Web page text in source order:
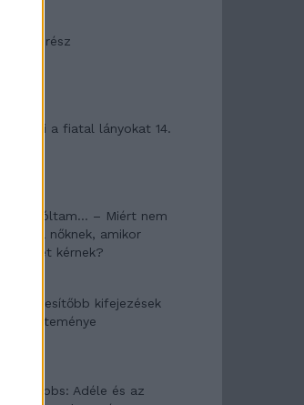
11. rész
szereti a fiatal lányokat 14.
szóltam… – Miért nem
a nőknek, amikor
kérnek?
legidegesítőbb kifejezések
gyűjteménye
Robbs: Adéle és az